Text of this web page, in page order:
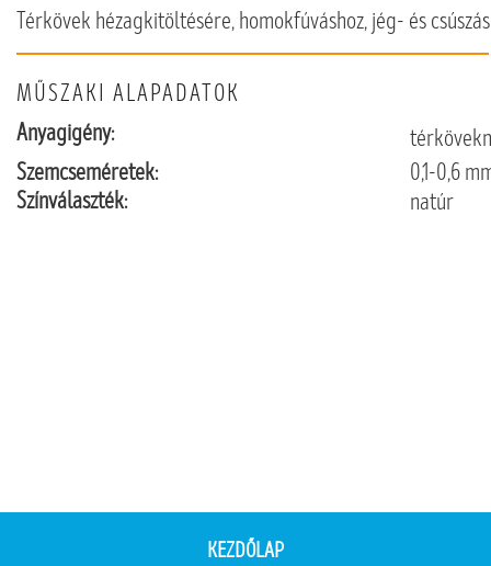
Térkövek hézagkitöltésére, homokfúváshoz, jég- és
MŰSZAKI ALAPADATOK
Anyagigény:
Szemcseméretek:
0,1-0,6
Színválaszték:
natúr
KEZDŐLAP